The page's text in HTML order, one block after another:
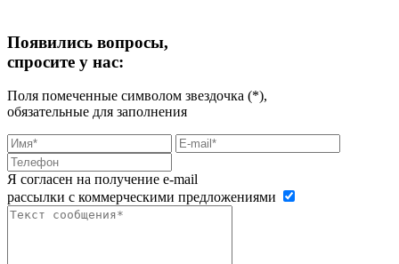
Появились вопросы,
спросите у нас:
Поля помеченные символом звездочка (*),
обязательные для заполнения
Я согласен на получение e-mail
рассылки с коммерческими предложениями